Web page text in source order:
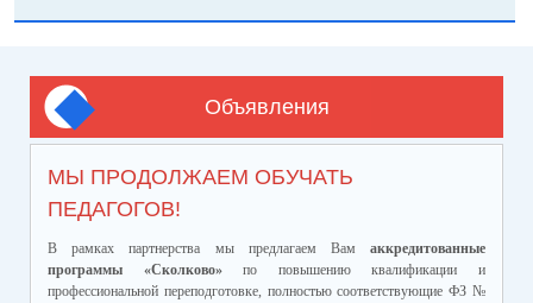
Объявления
МЫ ПРОДОЛЖАЕМ ОБУЧАТЬ
ПЕДАГОГОВ!
В рамках партнерства мы предлагаем Вам аккредитованные
программы «Сколково»по повышению квалификации и
профессиональной переподготовке, полностью соответствующие ФЗ №